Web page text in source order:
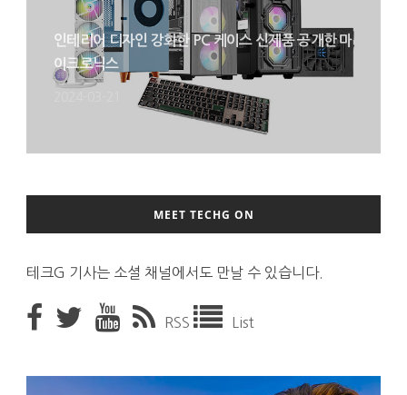
인테리어 디자인 강화한 PC 케이스 신제품 공개한 마
이크로닉스
MEET TECHG ON
테크G 기사는 소셜 채널에서도 만날 수 있습니다.
RSS List